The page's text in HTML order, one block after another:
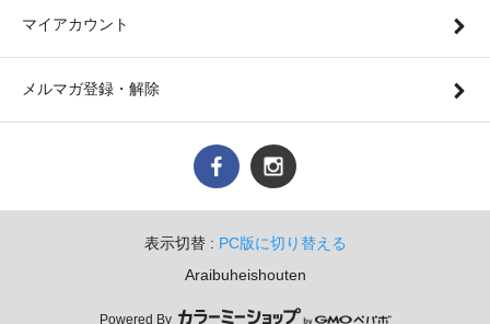
マイアカウント
メルマガ登録・解除
表示切替 : PC版に切り替える
Araibuheishouten
Powered By